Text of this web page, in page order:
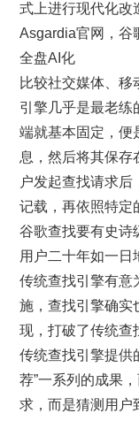
式上进行现代化改
Asgardia官网，谷
全盘AI化
比较社交媒体、移
引擎几乎是最老练
端就基本固定，便
息，然后将其保存
户发起查找请求
记载，再依照特定
谷歌查找要有史诗
用户二十年如一日
传统查找引擎有意
施，查找引擎确实
现，打破了传统查
传统查找引擎提供
荐”一系列的成果
求，而是猜测用户